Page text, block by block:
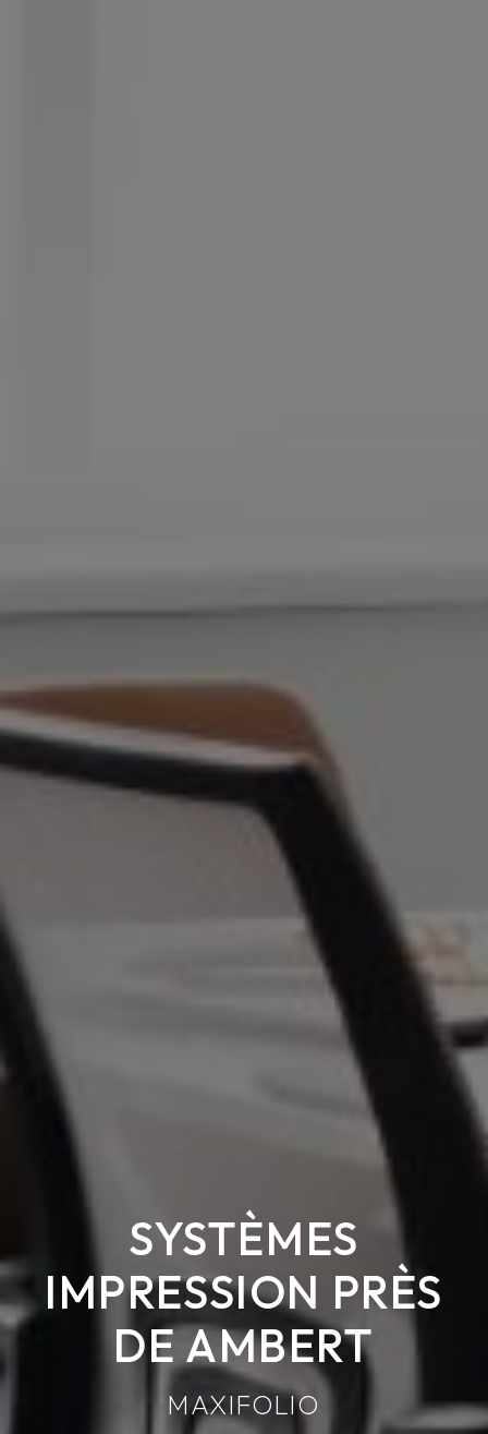
SYSTÈMES
IMPRESSION PRÈS
DE AMBERT
MAXIFOLIO